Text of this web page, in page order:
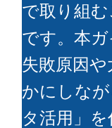
で取り組
です。本
失敗原因
かにしな
タ活用」